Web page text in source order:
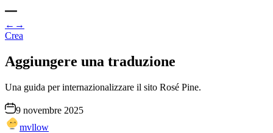
← →
Crea
Aggiungere una traduzione
Una guida per internazionalizzare il sito Rosé Pine.
9 novembre 2025
mvllow